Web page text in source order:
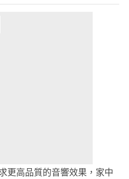
更高品質的音響效果，家中